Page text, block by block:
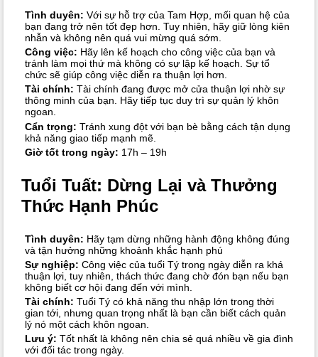
Tình duyên: Với sự hỗ trợ của Tam Hợp, mối quan hệ của
bạn đang trở nên tốt đẹp hơn. Tuy nhiên, hãy giữ lòng kiên
nhẫn và không nên quá vui mừng quá sớm.
Công việc: Hãy lên kế hoạch cho công việc của bạn và
tránh làm mọi thứ mà không có sự lập kế hoạch. Sự tổ
chức sẽ giúp công việc diễn ra thuận lợi hơn.
Tài chính: Tài chính đang được mở cửa thuận lợi nhờ sự
thông minh của bạn. Hãy tiếp tục duy trì sự quản lý khôn
ngoan.
Cẩn trọng: Tránh xung đột với bạn bè bằng cách tận dụng
khả năng giao tiếp mạnh mẽ.
Giờ tốt trong ngày: 17h – 19h
Tuổi Tuất: Dừng Lại và Thưởng
Thức Hạnh Phúc
Tình duyên: Hãy tạm dừng những hành động không đúng
và tận hưởng những khoảnh khắc hạnh phú
Sự nghiệp: Công việc của tuổi Tý trong ngày diễn ra khá
thuận lợi, tuy nhiên, thách thức đang chờ đón bạn nếu bạn
không biết cơ hội đang đến với mình.
Tài chính: Tuổi Tý có khả năng thu nhập lớn trong thời
gian tới, nhưng quan trọng nhất là bạn cần biết cách quản
lý nó một cách khôn ngoan.
Lưu ý: Tốt nhất là không nên chia sẻ quá nhiều về gia đình
với đối tác trong ngày.